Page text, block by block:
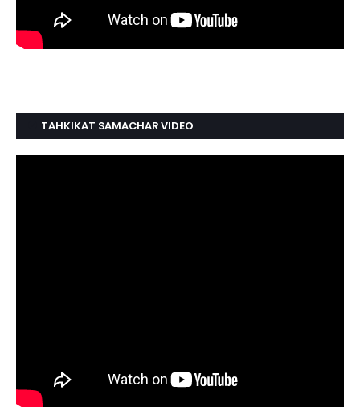
TAHKIKAT SAMACHAR VIDEO